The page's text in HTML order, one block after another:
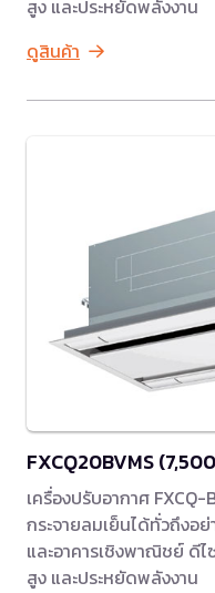
สูง และประหยัดพลังงาน
ดูสินค้า
FXCQ20BVMS
เครื่องปรับอากาศ
กระจายลมเย็นได้ทั่วถึงอ
และอาคารเชิงพาณิชย์ ดีไ
สูง และประหยัดพลังงาน